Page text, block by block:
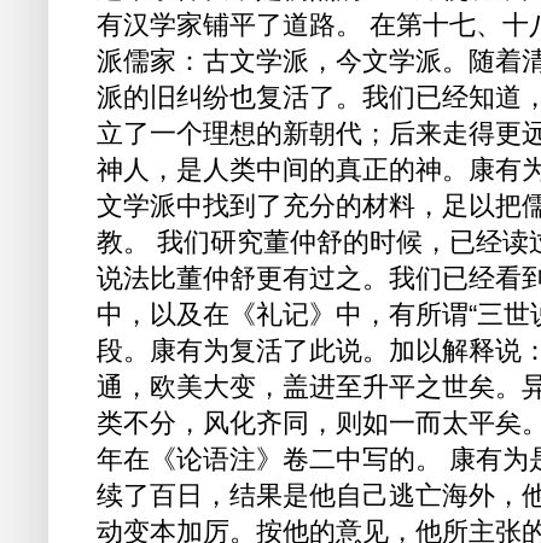
有汉学家铺平了道路。 在第十七、
派儒家：古文学派，今文学派。随着
派的旧纠纷也复活了。我们已经知道
立了一个理想的新朝代；后来走得更
神人，是人类中间的真正的神。康有
文学派中找到了充分的材料，足以把
教。 我们研究董仲舒的时候，已经
说法比董仲舒更有过之。我们已经看
中，以及在《礼记》中，有所谓“三
段。康有为复活了此说。加以解释说
通，欧美大变，盖进至升平之世矣。
类不分，风化齐同，则如一而太平矣
年在《论语注》卷二中写的。 康有
续了百日，结果是他自己逃亡海外，
动变本加厉。按他的意见，他所主张